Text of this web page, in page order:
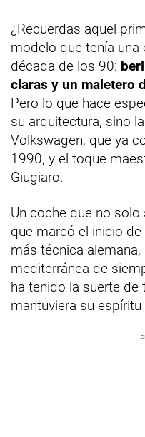
¿Recuerdas aquel
modelo que tenía
década de los 90:
claras y un maletero
Pero lo que hace
su arquitectura, sino
Volkswagen, que ya
1990, y el toque
Giugiaro.
Un coche que no
que marcó el inicio de
más técnica
mediterránea de
ha tenido la suerte de
mantuviera su